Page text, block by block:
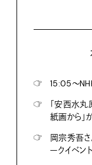
☞
15:05〜
☞
「安西水
紙画から」
☞
岡宗秀吾さ
ークイベン